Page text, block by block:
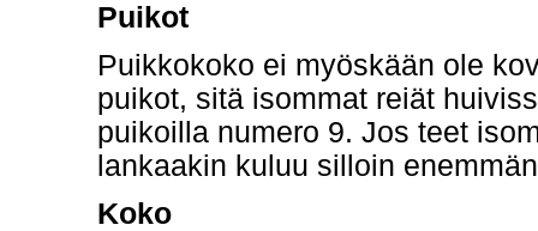
Puikot
Puikkokoko ei myöskään ole
puikot, sitä isommat reiät
puikoilla numero 9. Jos teet
lankaakin kuluu silloin
Koko